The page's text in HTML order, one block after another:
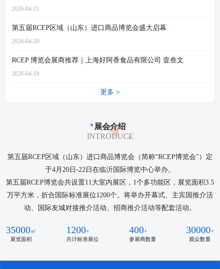
2026-04-21
第五届RCEP区域（山东）进口商品博览会盛大启幕
2026-04-20
RCEP 博览会展商推荐｜上海好阿香食品有限公司 壹叁文
2026-04-19
更多 >
展会介绍
INTRODUCE
第五届RCEP区域（山东）进口商品博览会（简称“RCEP博览会”）定
于4月20日-22日在临沂国际博览中心举办。
第五届RCEP博览会共设置11大室内展区，1个多功能区，展览面积3.5
万平方米，折合国际标准展位1200个。将举办开幕式、主宾国推介活
动、国际友城对接推介活动、招商推介活动等配套活动。
35000
展览面积
1200
共计标准展位
400
参展商数量
30000
观众数量